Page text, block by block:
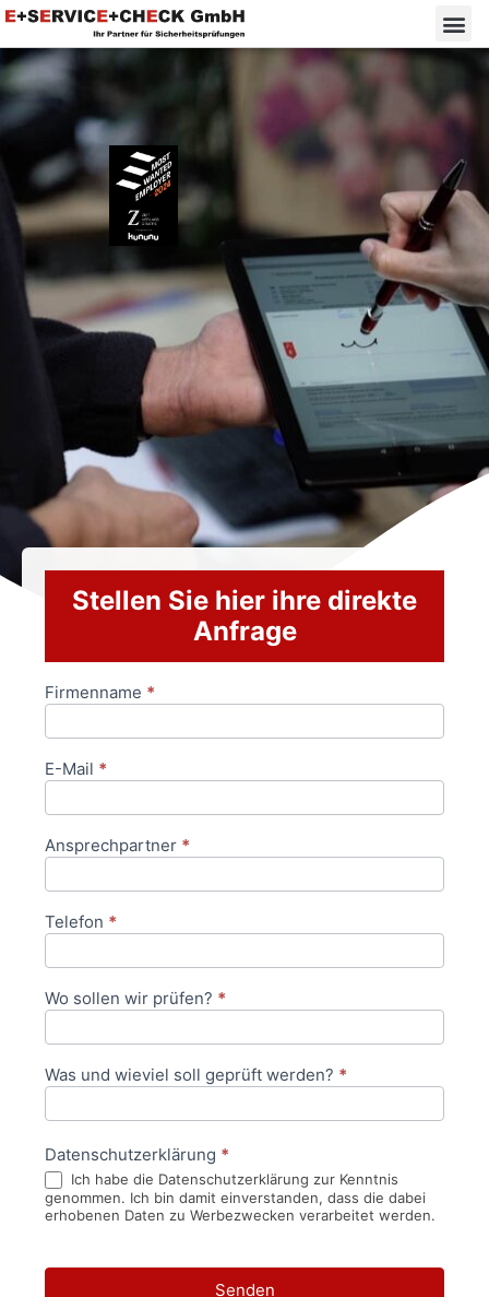
Stellen Sie hier ihre direkte
Anfrage
Anfrageformular
Firmenname *
E-Mail *
Ansprechpartner *
Telefon *
Wo sollen wir prüfen? *
Was und wieviel soll geprüft werden? *
Datenschutzerklärung *
Ich habe die Datenschutzerklärung zur Kenntnis
genommen. Ich bin damit einverstanden, dass die dabei
erhobenen Daten zu Werbezwecken verarbeitet werden.
Senden